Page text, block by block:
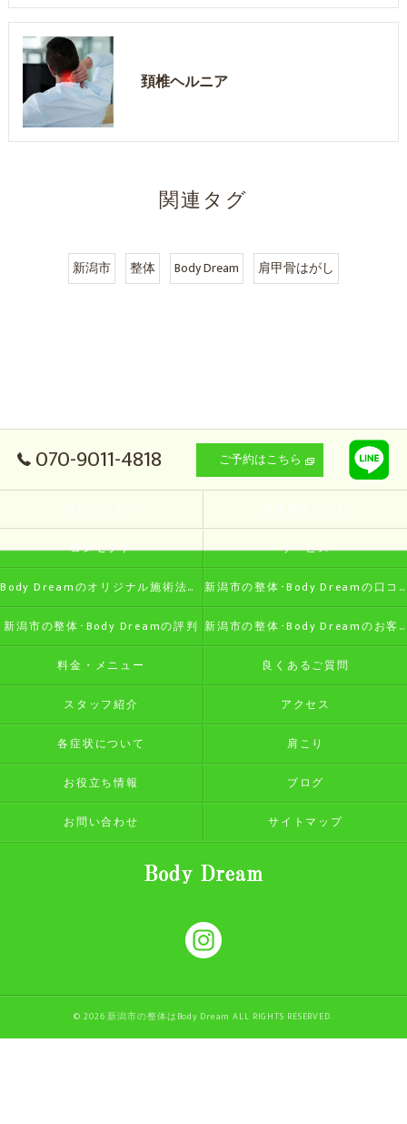
頚椎ヘルニア
関連タグ
新潟市 整体 Body Dream 肩甲骨はがし
070-9011-4818 ご予約はこちら
コンセプト サービス
Body Dreamのオリジナル施術法の特徴 新潟市の整体･Body Dreamの口コミ情報
新潟市の整体･Body Dreamの評判 新潟市の整体･Body Dreamのお客様の声
料金・メニュー 良くあるご質問
スタッフ紹介 アクセス
各症状について 肩こり
お役立ち情報 ブログ
お問い合わせ サイトマップ
© 2026 新潟市の整体はBody Dream ALL RIGHTS RESERVED.